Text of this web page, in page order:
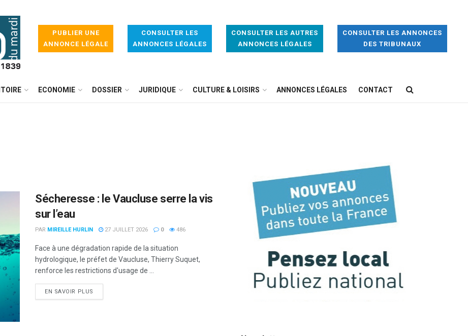
PUBLIER UNE
ANNONCE LÉGALE
CONSULTER LES
ANNONCES LÉGALES
CONSULTER LES AUTRES
ANNONCES LÉGALES
CONSULTER LES ANNONCES
DES TRIBUNAUX
ECONOMIE DOSSIER JURIDIQUE CULTURE & LOISIRS ANNONCES LÉGALES CONTACT
Sécheresse : le Vaucluse serre la vis
sur l’eau
PAR MIREILLE HURLIN 27 JUILLET 2026 0 486
Face à une dégradation rapide de la situation
hydrologique, le préfet de Vaucluse, Thierry Suquet,
renforce les restrictions d'usage de ...
EN SAVOIR PLUS